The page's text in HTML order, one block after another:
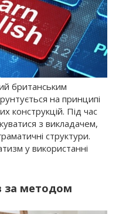
британським
на принципі
конструкцій. Під час
з викладачем,
структури.
у використанні
за методом